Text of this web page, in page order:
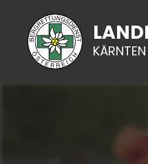
KÄRNTEN